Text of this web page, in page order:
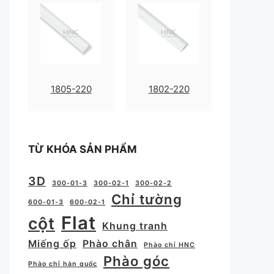
1805-220 1802-220
TỪ KHÓA SẢN PHẨM
3D 300-01-3 300-02-1 300-02-2
600-01-3 600-02-1 Chỉ tường
cột Flat
Khung tranh
Miếng ốp
Phào chân Phào chỉ HNC
Phào chỉ hàn quốc
Phào góc